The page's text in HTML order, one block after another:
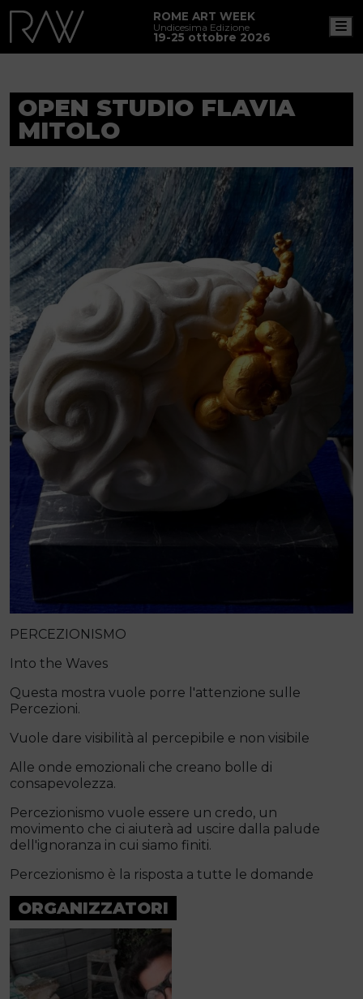
ROME ART WEEK
Undicesima Edizione
19-25 ottobre 2026
OPEN STUDIO FLAVIA
MITOLO
PERCEZIONISMO
Into the Waves
Questa mostra vuole porre l'attenzione sulle
Percezioni.
Vuole dare visibilità al percepibile e non visibile
Alle onde emozionali che creano bolle di
consapevolezza.
Percezionismo vuole essere un credo, un
movimento che ci aiuterà ad uscire dalla palude
dell'ignoranza in cui siamo finiti.
Percezionismo è la risposta a tutte le domande
ORGANIZZATORI